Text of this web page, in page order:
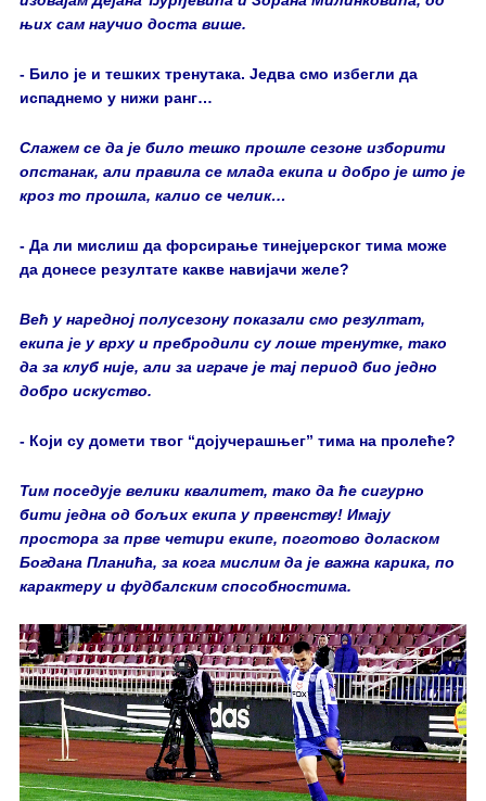
њих сам научио доста више.
- Било је и тешких тренутака. Једва смо избегли да
испаднемо у нижи ранг…
Слажем се да је било тешко прошле сезоне изборити
опстанак, али правила се млада екипа и добро је што је
кроз то прошла, калио се челик…
- Да ли мислиш да форсирање тинејџерског тима може
да донесе резултате какве навијачи желе?
Већ у наредној полусезону показали смо резултат,
екипа је у врху и пребродили су лоше тренутке, тако
да за клуб није, али за играче је тај период био једно
добро искуство.
- Који су домети твог “дојучерашњег” тима на пролеће?
Тим поседује велики квалитет, тако да ће сигурно
бити једна од бољих екипа у првенству! Имају
простора за прве четири екипе, поготово доласком
Богдана Планића, за кога мислим да је важна карика, по
карактеру и фудбалским способностима.